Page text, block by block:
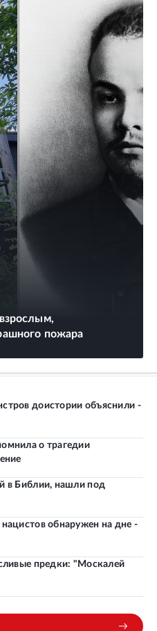
пожара
доистории объяснили -
о трагедии
в Библии, нашли под
обнаружен на дне -
предки: "Москалей